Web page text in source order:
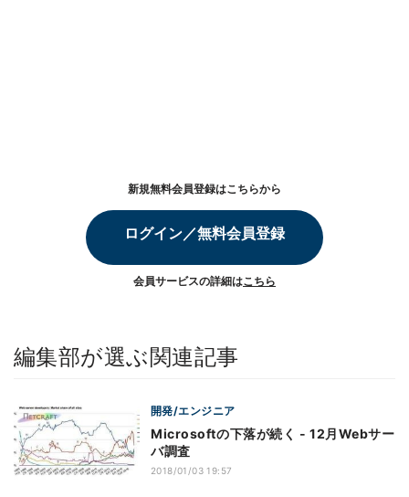
新規無料会員登録はこちらから
ログイン／無料会員登録
会員サービスの詳細はこちら
編集部が選ぶ関連記事
開発/エンジニア
Microsoftの下落が続く - 12月Webサー
バ調査
2018/01/03 19:57